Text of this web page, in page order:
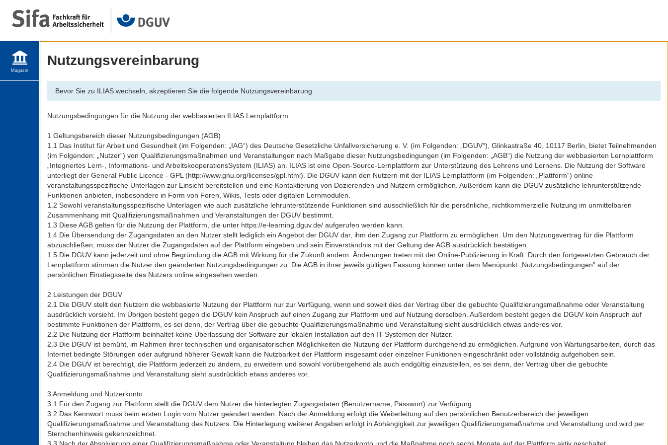
Magazin
Nutzungsvereinbarung
Bevor Sie zu ILIAS wechseln, akzeptieren Sie die folgende Nutzungsvereinbarung.
Nutzungsbedingungen für die Nutzung der webbasierten ILIAS Lernplattform
1 Geltungsbereich dieser Nutzungsbedingungen (AGB)
1.1 Das Institut für Arbeit und Gesundheit (im Folgenden: „IAG“) des Deutsche Gesetzliche Unfallversicherung e. V. (im Folgenden: „DGUV“), Glinkastraße 40, 10117 Berlin, bietet Teilnehmenden
(im Folgenden: „Nutzer“) von Qualifizierungsmaßnahmen und Veranstaltungen nach Maßgabe dieser Nutzungsbedingungen (im Folgenden: „AGB“) die Nutzung der webbasierten Lernplattform
„Integriertes Lern-, Informations- und ArbeitskooperationsSystem (ILIAS) an. ILIAS ist eine Open-Source-Lernplattform zur Unterstützung des Lehrens und Lernens. Die Nutzung der Software
unterliegt der General Public Licence - GPL (http://www.gnu.org/licenses/gpl.html). Die DGUV kann den Nutzern mit der ILIAS Lernplattform (im Folgenden: „Plattform“) online
veranstaltungsspezifische Unterlagen zur Einsicht bereitstellen und eine Kontaktierung von Dozierenden und Nutzern ermöglichen. Außerdem kann die DGUV zusätzliche lehrunterstützende
Funktionen anbieten, insbesondere in Form von Foren, Wikis, Tests oder digitalen Lernmodulen.
1.2 Sowohl veranstaltungsspezifische Unterlagen wie auch zusätzliche lehrunterstützende Funktionen sind ausschließlich für die persönliche, nichtkommerzielle Nutzung im unmittelbaren
Zusammenhang mit Qualifizierungsmaßnahmen und Veranstaltungen der DGUV bestimmt.
1.3 Diese AGB gelten für die Nutzung der Plattform, die unter https://e-learning.dguv.de/ aufgerufen werden kann.
1.4 Die Übersendung der Zugangsdaten an den Nutzer stellt lediglich ein Angebot der DGUV dar, ihm den Zugang zur Plattform zu ermöglichen. Um den Nutzungsvertrag für die Plattform
abzuschließen, muss der Nutzer die Zugangsdaten auf der Plattform eingeben und sein Einverständnis mit der Geltung der AGB ausdrücklich bestätigen.
1.5 Die DGUV kann jederzeit und ohne Begründung die AGB mit Wirkung für die Zukunft ändern. Änderungen treten mit der Online-Publizierung in Kraft. Durch den fortgesetzten Gebrauch der
Lernplattform stimmen die Nutzer den geänderten Nutzungsbedingungen zu. Die AGB in ihrer jeweils gültigen Fassung können unter dem Menüpunkt „Nutzungsbedingungen" auf der
persönlichen Einstiegsseite des Nutzers online eingesehen werden.
2 Leistungen der DGUV
2.1 Die DGUV stellt den Nutzern die webbasierte Nutzung der Plattform nur zur Verfügung, wenn und soweit dies der Vertrag über die gebuchte Qualifizierungsmaßnahme oder Veranstaltung
ausdrücklich vorsieht. Im Übrigen besteht gegen die DGUV kein Anspruch auf einen Zugang zur Plattform und auf Nutzung derselben. Außerdem besteht gegen die DGUV kein Anspruch auf
bestimmte Funktionen der Plattform, es sei denn, der Vertrag über die gebuchte Qualifizierungsmaßnahme und Veranstaltung sieht ausdrücklich etwas anderes vor.
2.2 Die Nutzung der Plattform beinhaltet keine Überlassung der Software zur lokalen Installation auf den IT-Systemen der Nutzer.
2.3 Die DGUV ist bemüht, im Rahmen ihrer technischen und organisatorischen Möglichkeiten die Nutzung der Plattform durchgehend zu ermöglichen. Aufgrund von Wartungsarbeiten, durch das
Internet bedingte Störungen oder aufgrund höherer Gewalt kann die Nutzbarkeit der Plattform insgesamt oder einzelner Funktionen eingeschränkt oder vollständig aufgehoben sein.
2.4 Die DGUV ist berechtigt, die Plattform jederzeit zu ändern, zu erweitern und sowohl vorübergehend als auch endgültig einzustellen, es sei denn, der Vertrag über die gebuchte
Qualifizierungsmaßnahme und Veranstaltung sieht ausdrücklich etwas anderes vor.
3 Anmeldung und Nutzerkonto
3.1 Für den Zugang zur Plattform stellt die DGUV dem Nutzer die hinterlegten Zugangsdaten (Benutzername, Passwort) zur Verfügung.
3.2 Das Kennwort muss beim ersten Login vom Nutzer geändert werden. Nach der Anmeldung erfolgt die Weiterleitung auf den persönlichen Benutzerbereich der jeweiligen
Qualifizierungsmaßnahme und Veranstaltung des Nutzers. Die Hinterlegung weiterer Angaben erfolgt in Abhängigkeit zur jeweiligen Qualifizierungsmaßnahme und Veranstaltung und wird per
Sternchenhinweis gekennzeichnet.